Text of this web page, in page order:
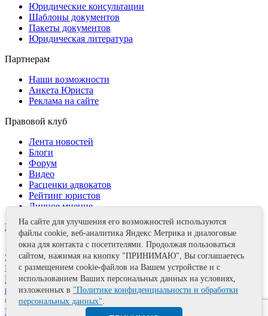
Юридические консультации
Шаблоны документов
Пакеты документов
Юридическая литература
Партнерам
Наши возможности
Анкета Юриста
Реклама на сайте
Правовой клуб
Лента новостей
Блоги
Форум
Видео
Расценки адвокатов
Рейтинг юристов
Личное мнение
Контакты
Задать вопрос
Поделиться
Политика информационной безопасности Правила
использования материалов
© 2011—2026 А.Е. Мишушин
Карта сайта
На сайте для улучшения его возможностей используются
файлы cookie, веб-аналитика Яндекс Метрика и диалоговые
окна для контакта с посетителями. Продолжая пользоваться
сайтом, нажимая на кнопку "ПРИНИМАЮ", Вы соглашаетесь
с размещением cookie-файлов на Вашем устройстве и с
использованием Ваших персональных данных на условиях,
изложенных в "Политике конфиденциальности и обработки
персональных данных".